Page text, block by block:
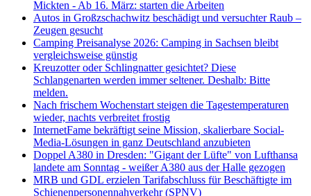
Mickten - Ab 16. März: starten die Arbeiten
Autos in Großzschachwitz beschädigt und versuchter Raub –
Zeugen gesucht
Camping Preisanalyse 2026: Camping in Sachsen bleibt
vergleichsweise günstig
Kreuzotter oder Schlingnatter gesichtet? Diese
Schlangenarten werden immer seltener. Deshalb: Bitte
melden.
Nach frischem Wochenstart steigen die Tagestemperaturen
wieder, nachts verbreitet frostig
InternetFame bekräftigt seine Mission, skalierbare Social-
Media-Lösungen in ganz Deutschland anzubieten
Doppel A380 in Dresden: "Gigant der Lüfte" von Lufthansa
landete am Sonntag - weißer A380 aus der Halle gezogen
MRB und GDL erzielen Tarifabschluss für Beschäftigte im
Schienenpersonennahverkehr (SPNV)